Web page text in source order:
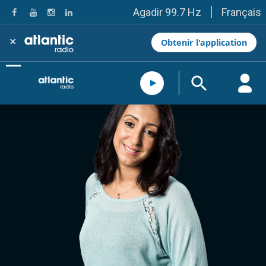
Agadir 99.7 Hz
Tanger 103.3 Hz
Tétouan 87.8 Hz
Fès 98.8 Hz
Meknès 97.2 Hz
El Jadida 97.3
Settat 104,6
Essaouira 96.6
Safi 92.3
Taza 103.0
Taounate 95.6
Tiznit 103.1
SkhourRhamna 92.2
Taroudant 104.9
Guelmim 91.9
Tan-Tan 95.2
Tafraout 104.9
Casablanca 92.5 Hz
Rabat, Salé 106.9 Hz
Marrakech 90.5 Hz
Français
× Obtenir l'application